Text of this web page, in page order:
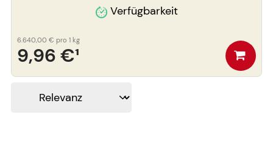
Verfügbarkeit
9,96 €¹
6.640,00 € pro 1 kg